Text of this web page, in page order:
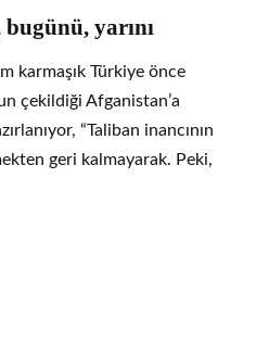
yarını
karmaşık Türkiye önce
çekildiği Afganistan’a
“Taliban inancının
geri kalmayarak. Peki,